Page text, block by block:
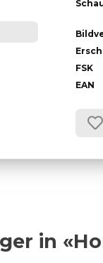
FSK
EAN
in